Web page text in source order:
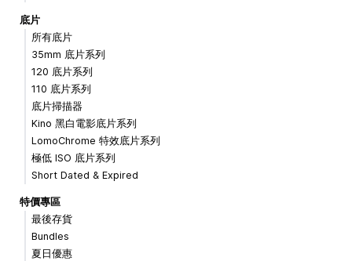
底片
所有底片
35mm 底片系列
120 底片系列
110 底片系列
底片掃描器
Kino 黑白電影底片系列
LomoChrome 特效底片系列
極低 ISO 底片系列
Short Dated & Expired
特價專區
最後存貨
Bundles
夏日優惠